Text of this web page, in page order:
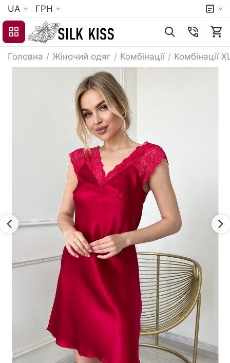
UA ГРН
Головна / Жіночий одяг / Комбінації / Комбінації